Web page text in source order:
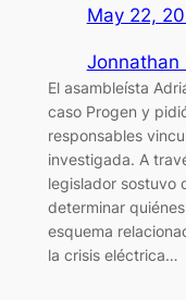
May 22,
Jonnathan
El asambleísta
caso Progen y
responsables
investigada. A
legislador sostuvo
determinar
esquema
la crisis eléctrica…